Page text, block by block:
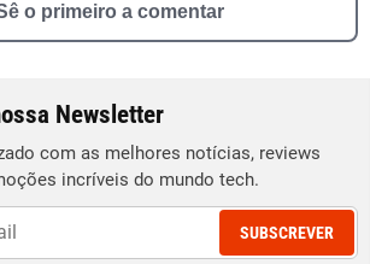
o primeiro a comentar
Newsletter
com as melhores notícias, reviews
incríveis do mundo tech.
SUBSCREVER